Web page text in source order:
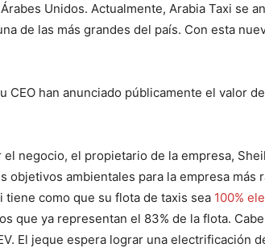
Unidos. Actualmente, Arabia Taxi se
de las más grandes del país. Con esta
CEO han anunciado públicamente el valor
negocio, el propietario de la empresa,
objetivos ambientales para la empresa más
tiene como que su flota de taxis sea 100%
que ya representan el 83% de la flota.
El jeque espera lograr una electrificación